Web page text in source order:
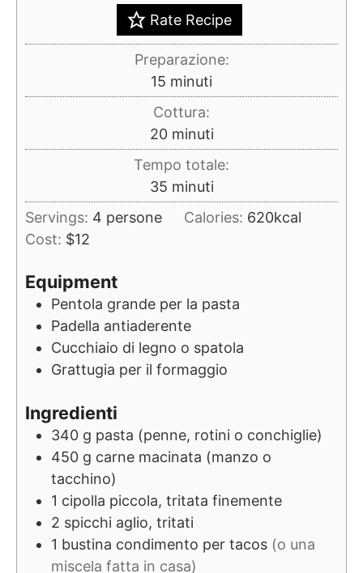
Rate Recipe
Preparazione:
15 minuti
minuti
Cottura:
20minuti
minuti
Tempo totale:
35minuti
minuti
Servings: 4 persone Calories: 620kcal
Cost: $12
Equipment
Pentola grande per la pasta
Padella antiaderente
Cucchiaio di legno o spatola
Grattugia per il formaggio
Ingredienti
340 g pasta (penne, rotini o conchiglie)
450 g carne macinata (manzo o
tacchino)
1 cipolla piccola, tritata finemente
2 spicchi aglio, tritati
1 bustina condimento per tacos (o una
miscela fatta in casa)